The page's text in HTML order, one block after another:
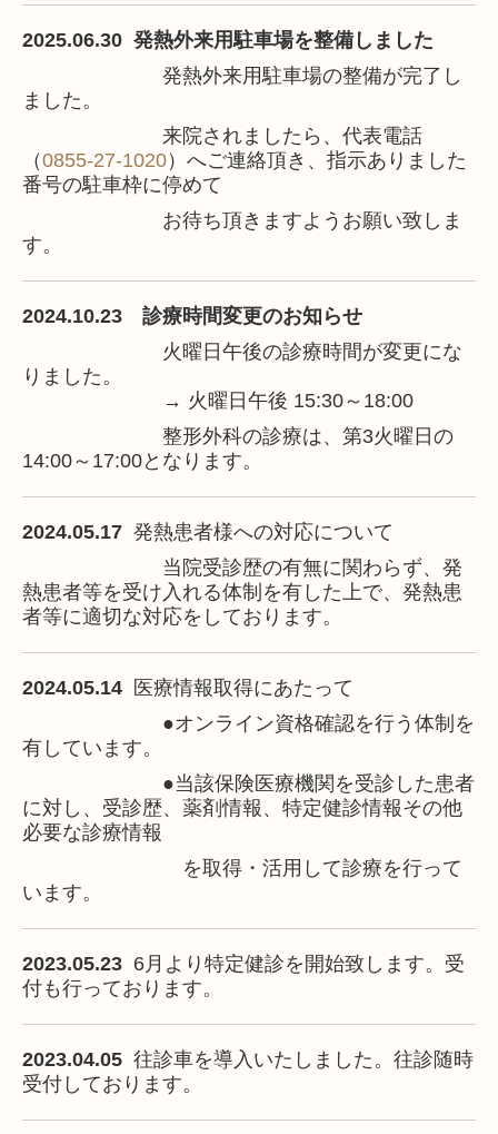
2025.06.30 発熱外来用駐車場を整備しました
発熱外来用駐車場の整備が完了し
ました。
来院されましたら、代表電話
（0855-27-1020）へご連絡頂き、指示ありました
番号の駐車枠に停めて
お待ち頂きますようお願い致しま
す。
2024.10.23 診療時間変更のお知らせ
火曜日午後の診療時間が変更にな
りました。
→ 火曜 日午後 15:30～18:00
整形外科の診療は、第3火曜日の
14:00～17:00となります。
2024.05.17 発熱患者様への対応について
当院受診歴の有無に関わらず、発
熱患者等を受け入れる体制を有した上で、 発熱患
者等に適切な対応をしております。
2024.05.14 医療情報取得にあたって
●オンライン資格確認を行う体制を
有しています。
●当該保険医療機関を受診した患者
に対し、受診歴、薬剤情報、特定健診情報その他
必要な診療情報
を取得・活用して診療を行って
います。
2023.05.23 6月より特定健診を開始致します。受
付も行っております。
2023.04.05 往診車を導入いたしました。往診随時
受付しております。